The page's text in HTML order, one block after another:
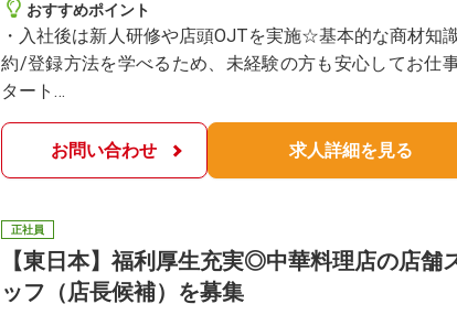
おすすめポイント
・入社後は新人研修や店頭OJTを実施☆基本的な商材知
約/登録方法を学べるため、未経験の方も安心してお仕
タート…
お問い合わせ 求人詳細を見る
正社員
【東日本】福利厚生充実◎中華料理店の店舗
ッフ（店長候補）を募集